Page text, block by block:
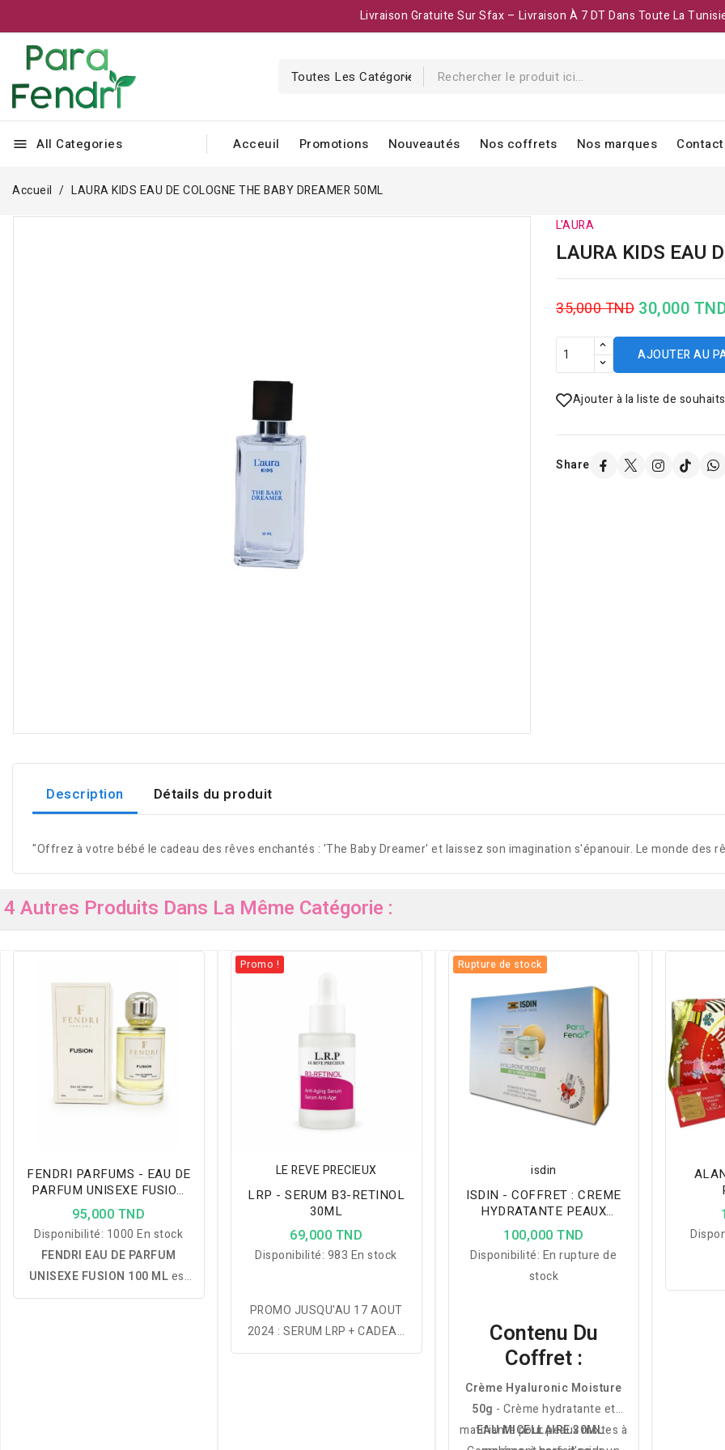
Livraison Gratuite Sur Sfax – Livraison À 7 DT Dans Toute La
menu All Categories Acceuil Promotions Nouveautés Nos coffrets Nos marques
Accueil LAURA KIDS EAU DE COLOGNE THE BABY DREAMER 50ML
L'AURA
LAURA KIDS EAU
35,000 TND 30,000
AJOUTER AU
Ajouter à la liste de souhaits
Share
Description Détails du produit
"Offrez à votre bébé le cadeau des rêves enchantés : 'The Baby Dreamer' et laissez son imagination s'épanouir. Le monde des
4 Autres Produits Dans La Même Catégorie :
FENDRI PARFUMS - EAU DE
PARFUM UNISEXE FUSION
100 ML
95,000 TND
Disponibilité: 1000 En stock
FENDRI EAU DE PARFUM
UNISEXE FUSION 100 MLest
une fragrance élégante et
Promo !
LE REVE PRECIEUX
LRP - SERUM B3-RETINOL
30ML
69,000 TND
Disponibilité: 983 En stock
PROMO JUSQU'AU 17 AOUT
2024 : SERUM LRP + CADEAU
AU CHOIX DES PRODUITS
Rupture de stock
isdin
ISDIN - COFFRET : CREME
HYDRATANTE PEAUX
GRASSES ET MIXTE 50G +
EAU MICELLAIRE 30ML
OFFERTE
100,000 TND
Disponibilité: En rupture de
stock
Contenu Du
Coffret :
Crème Hyaluronic Moisture
50g - Crème hydratante et
matifiante pour peaux mixtes à
EAU MICELLAIRE 30ML-